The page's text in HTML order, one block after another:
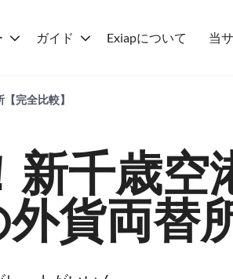
ガイド Exiapについて 当
完全比較】
千歳空
貨両替